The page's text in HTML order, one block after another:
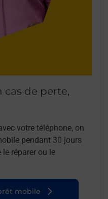
cas de perte,
votre téléphone, on
pendant 30 jours
réparer ou le
mobile